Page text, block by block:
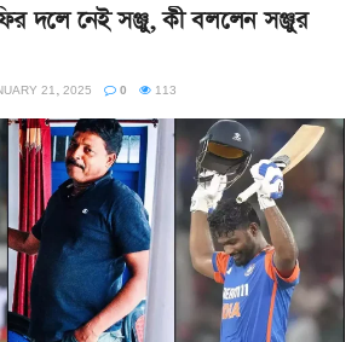
দলে নেই সঞ্জু, কী বললেন সঞ্জুর
21, 2025 0 113